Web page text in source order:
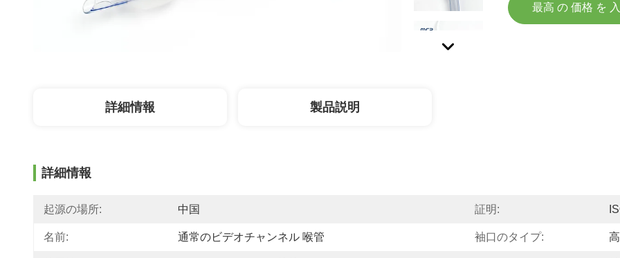
最高 の 価格 を
詳細情報 製品説明
詳細情報
起源の場所: 中国 証明:
名前: 通常のビデオチャンネル 喉管 袖口のタイプ: